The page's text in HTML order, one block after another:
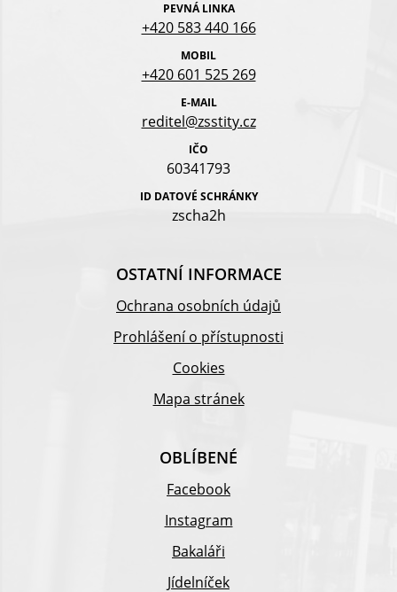
PEVNÁ LINKA
+420 583 440 166
MOBIL
+420 601 525 269
E-MAIL
reditel@zsstity.cz
IČO
60341793
ID DATOVÉ SCHRÁNKY
zscha2h
OSTATNÍ INFORMACE
Ochrana osobních údajů
Prohlášení o přístupnosti
Cookies
Mapa stránek
OBLÍBENÉ
Facebook
Instagram
Bakaláři
Jídelníček